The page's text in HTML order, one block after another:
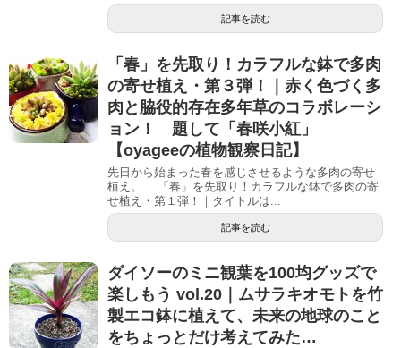
記事を読む
「春」を先取り！カラフルな鉢で多肉
の寄せ植え・第３弾！｜赤く色づく多
肉と脇役的存在多年草のコラボレーシ
ョン！ 題して「春咲小紅」
【oyageeの植物観察日記】
先日から始まった春を感じさせるような多肉の寄せ
植え。 「春」を先取り！カラフルな鉢で多肉の寄
せ植え・第１弾！｜タイトルは...
記事を読む
ダイソーのミニ観葉を100均グッズで
楽しもう vol.20｜ムサラキオモトを竹
製エコ鉢に植えて、未来の地球のこと
をちょっとだけ考えてみた…